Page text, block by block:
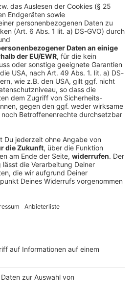
INTERESSIEREN
landet mit Kindern
Plötzlich fährt sie in einen